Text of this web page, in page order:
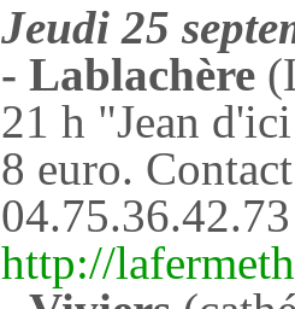
Jeudi 25
- Lablachère
21 h "Jean
8 euro.
04.75.36.42.73
http://